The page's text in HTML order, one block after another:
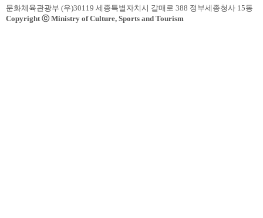
문화체육관광부 (우)30119 세종특별자치시 갈매로 388 정부세종청사 15동
Copyright ⓒ Ministry of Culture, Sports and Tourism